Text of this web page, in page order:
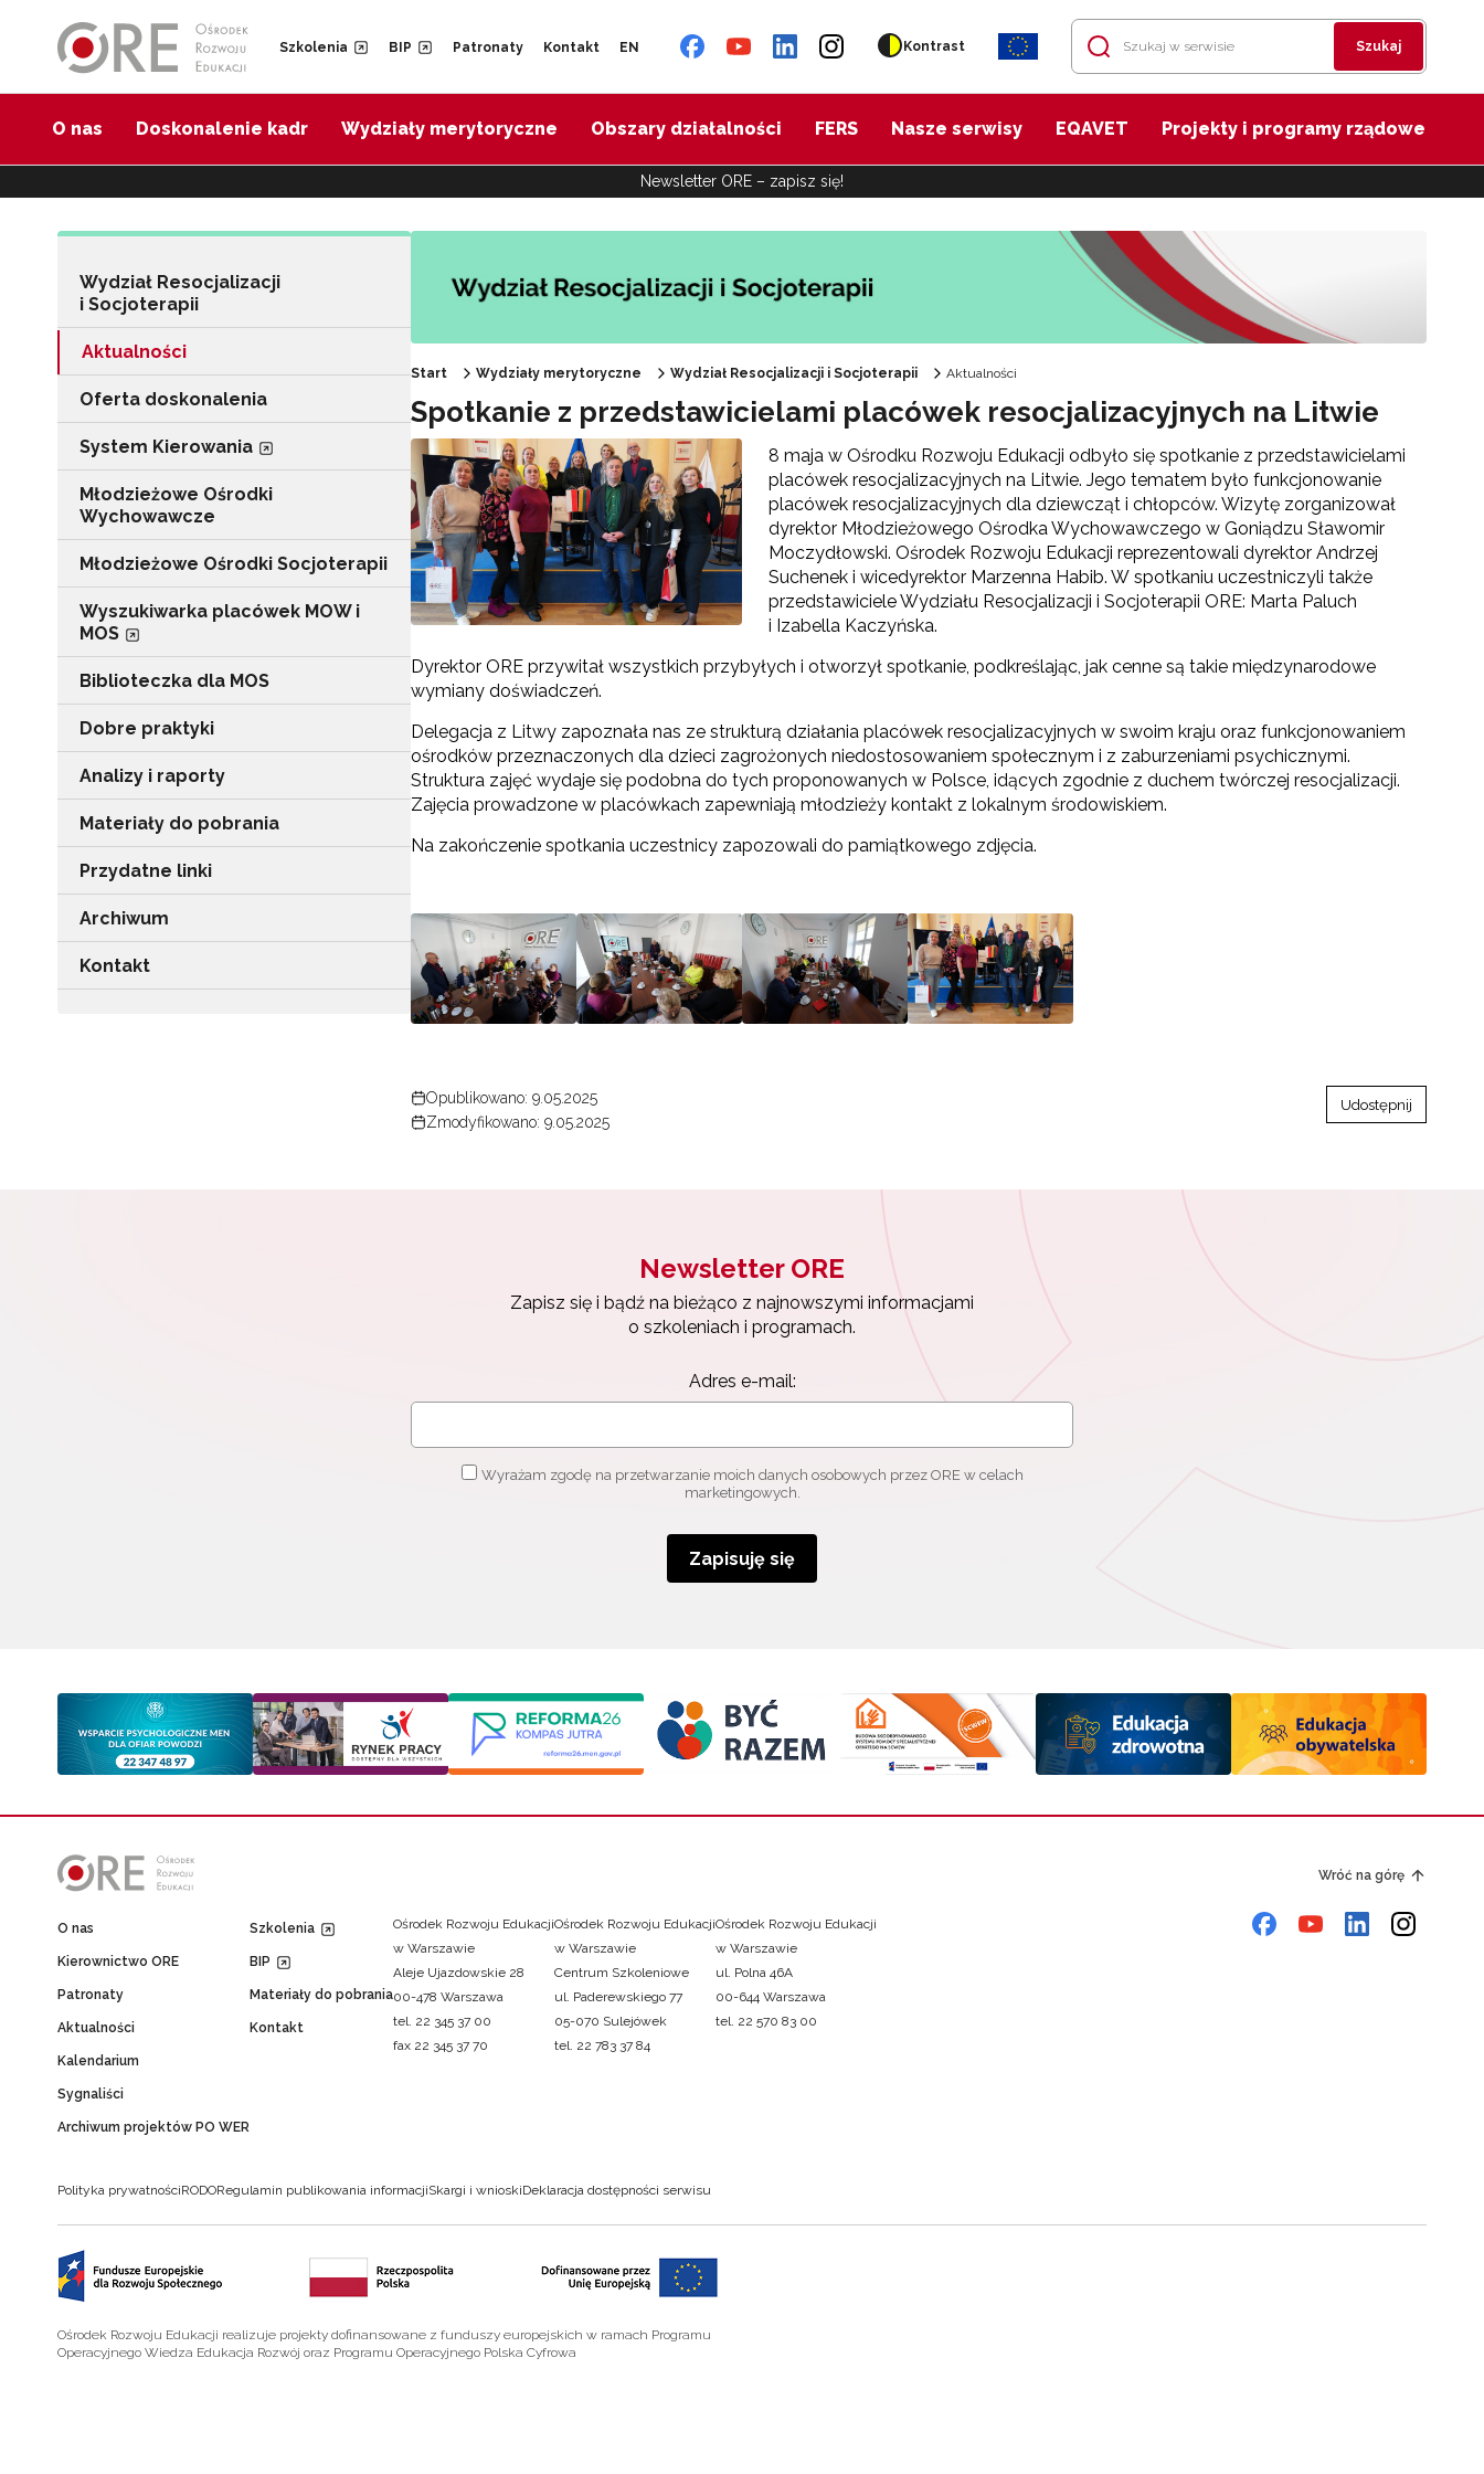
Szkolenia BIP Patronaty Kontakt EN Kontrast Szukaj
O nas Doskonalenie kadr Wydziały merytoryczne Obszary działalności FERS Nasze serwisy EQAVET Projekty i programy rządowe
Newsletter ORE – zapisz się!
Wydział Resocjalizacji
i Socjoterapii
Aktualności
Oferta doskonalenia
System Kierowania
Młodzieżowe Ośrodki
Wychowawcze
Młodzieżowe Ośrodki Socjoterapii
Wyszukiwarka placówek MOW i
MOS
Biblioteczka dla MOS
Dobre praktyki
Analizy i raporty
Materiały do pobrania
Przydatne linki
Archiwum
Kontakt
Start Wydziały merytoryczne Wydział Resocjalizacji i Socjoterapii Aktualności
Spotkanie z przedstawicielami placówek resocjalizacyjnych na Litwie
8 maja w Ośrodku Rozwoju Edukacji odbyło się spotkanie z przedstawicielami
placówek resocjalizacyjnych na Litwie. Jego tematem było funkcjonowanie
placówek resocjalizacyjnych dla dziewcząt i chłopców. Wizytę zorganizował
dyrektor Młodzieżowego Ośrodka Wychowawczego w Goniądzu Sławomir
Moczydłowski. Ośrodek Rozwoju Edukacji reprezentowali dyrektor Andrzej
Suchenek i wicedyrektor Marzenna Habib. W spotkaniu uczestniczyli także
przedstawiciele Wydziału Resocjalizacji i Socjoterapii ORE: Marta Paluch
i Izabella Kaczyńska.
Dyrektor ORE przywitał wszystkich przybyłych i otworzył spotkanie, podkreślając, jak cenne są takie międzynarodowe
wymiany doświadczeń.
Delegacja z Litwy zapoznała nas ze strukturą działania placówek resocjalizacyjnych w swoim kraju oraz funkcjonowaniem
ośrodków przeznaczonych dla dzieci zagrożonych niedostosowaniem społecznym i z zaburzeniami psychicznymi.
Struktura zajęć wydaje się podobna do tych proponowanych w Polsce, idących zgodnie z duchem twórczej resocjalizacji.
Zajęcia prowadzone w placówkach zapewniają młodzieży kontakt z lokalnym środowiskiem.
Na zakończenie spotkania uczestnicy zapozowali do pamiątkowego zdjęcia.
Opublikowano: 9.05.2025
Zmodyfikowano: 9.05.2025
Udostępnij
Newsletter ORE
Zapisz się i bądź na bieżąco z najnowszymi informacjami
o szkoleniach i programach.
Adres e-mail:
Wyrażam zgodę na przetwarzanie moich danych osobowych przez ORE w celach
marketingowych.
Zapisuję się
Wróć na górę
O nas
Kierownictwo ORE
Patronaty
Aktualności
Kalendarium
Sygnaliści
Archiwum projektów PO WER
Szkolenia
BIP
Materiały do pobrania
Kontakt
Ośrodek Rozwoju Edukacji
w Warszawie
Aleje Ujazdowskie 28
00-478 Warszawa
tel. 22 345 37 00
fax 22 345 37 70
Ośrodek Rozwoju Edukacji
w Warszawie
Centrum Szkoleniowe
ul. Paderewskiego 77
05-070 Sulejówek
tel. 22 783 37 84
Ośrodek Rozwoju Edukacji
w Warszawie
ul. Polna 46A
00-644 Warszawa
tel. 22 570 83 00
Polityka prywatnościRODORegulamin publikowania informacjiSkargi i wnioskiDeklaracja dostępności serwisu
Ośrodek Rozwoju Edukacji realizuje projekty dofinansowane z funduszy europejskich w ramach Programu
Operacyjnego Wiedza Edukacja Rozwój oraz Programu Operacyjnego Polska Cyfrowa
Zapisz się i bądź na bieżąco z najnowszymi informacjami
Wyrażam zgodę na przetwarzanie moich danych osobowych przez ORE w